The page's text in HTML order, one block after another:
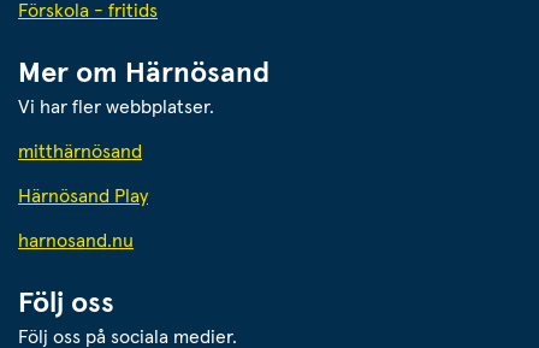
Förskola - fritids
Mer om Härnösand
Vi har fler webbplatser.
mitthärnösand
Härnösand Play
harnosand.nu
Följ oss
Följ oss på sociala medier.